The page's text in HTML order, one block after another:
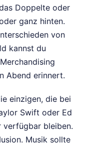
Doppelte oder
ganz hinten.
von
kannst du
Abend erinnert.
einzigen, die bei
Swift oder Ed
verfügbar bleiben.
Musik sollte